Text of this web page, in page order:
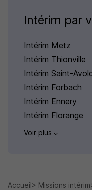
Intérim par
Intérim Metz
Intérim Thionville
Intérim Saint-Avold
Intérim Forbach
Intérim Ennery
Intérim Florange
Voir plus
Accueil Missions intérim